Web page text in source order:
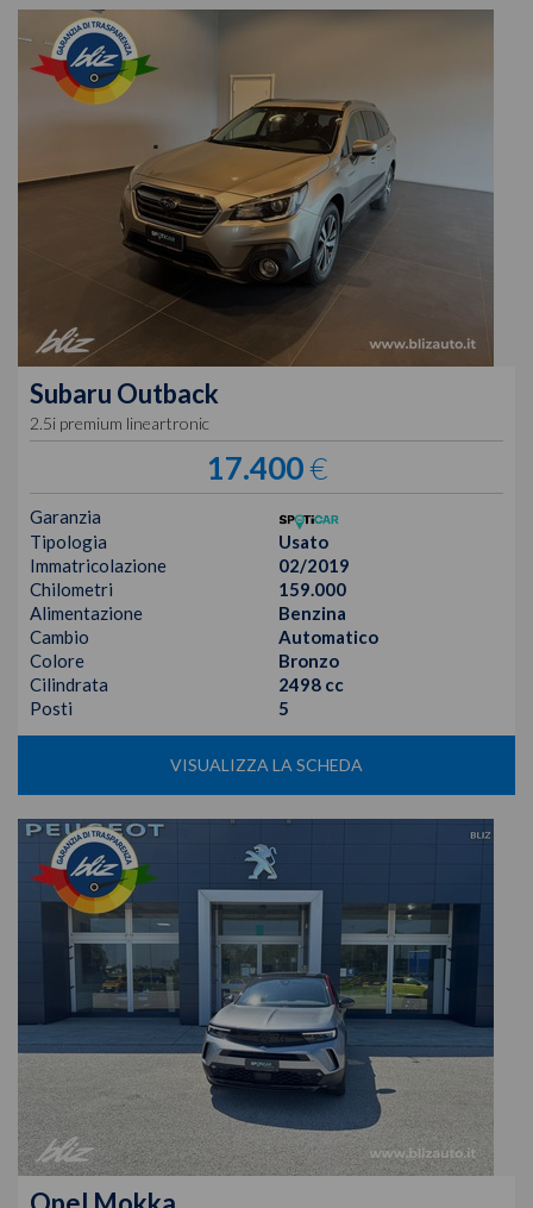
Subaru Outback
2.5i premium lineartronic
17.400€
Garanzia
Tipologia
Usato
Immatricolazione
02/2019
Chilometri
159.000
Alimentazione
Benzina
Cambio
Automatico
Colore
Bronzo
Cilindrata
2498 cc
Posti
5
VISUALIZZA LA SCHEDA